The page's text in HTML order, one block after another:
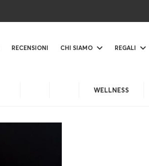
RECENSIONI CHI SIAMO REGALI
WELLNESS